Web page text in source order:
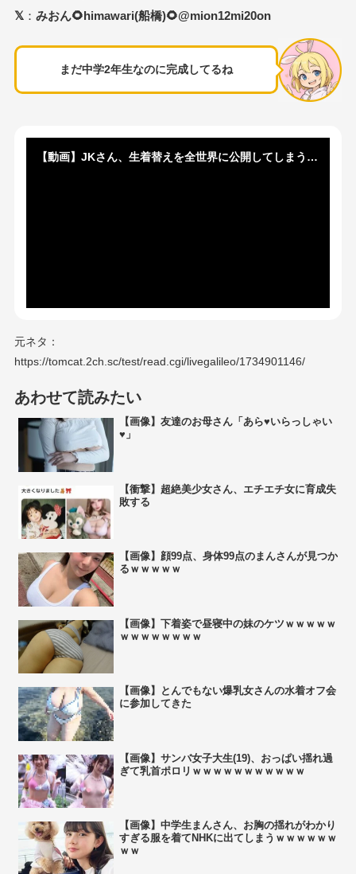
𝕏 ：みおん🌻himawari(船橋)🌻@mion12mi20on
まだ中学2年生なのに完成してるね
【動画】JKさん、生着替えを全世界に公開してしまうｗｗｗｗｗｗｗｗｗｗｗｗｗ
元ネタ：
https://tomcat.2ch.sc/test/read.cgi/livegalileo/1734901146/
あわせて読みたい
【画像】友達のお母さん「あら♥いらっしゃい
♥」
【衝撃】超絶美少女さん、エチエチ女に育成失
敗する
【画像】顔99点、身体99点のまんさんが見つか
るｗｗｗｗｗ
【画像】下着姿で昼寝中の妹のケツｗｗｗｗｗ
ｗｗｗｗｗｗｗｗ
【画像】とんでもない爆乳女さんの水着オフ会
に参加してきた
【画像】サンバ女子大生(19)、おっぱい揺れ過
ぎて乳首ポロリｗｗｗｗｗｗｗｗｗｗｗ
【画像】中学生まんさん、お胸の揺れがわかり
すぎる服を着てNHKに出てしまうｗｗｗｗｗｗ
ｗｗ